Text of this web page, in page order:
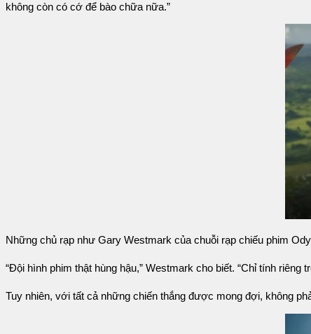
không còn có cớ để bào chữa nữa.”
Những chủ rạp như Gary Westmark của chuỗi rạp chiếu phim
“Đội hình phim thật hùng hậu,” Westmark cho biết. “Chỉ tính riêng
Tuy nhiên, với tất cả những chiến thắng được mong đợi, không